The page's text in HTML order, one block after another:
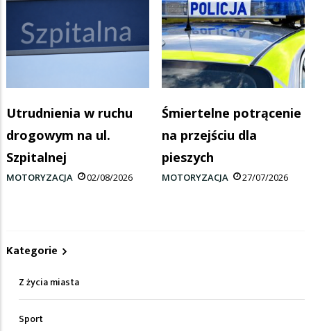
Utrudnienia w ruchu
drogowym na ul.
Szpitalnej
MOTORYZACJA 02/08/2026
Śmiertelne potrącenie
na przejściu dla
pieszych
MOTORYZACJA 27/07/2026
Kategorie
Z życia miasta
Sport